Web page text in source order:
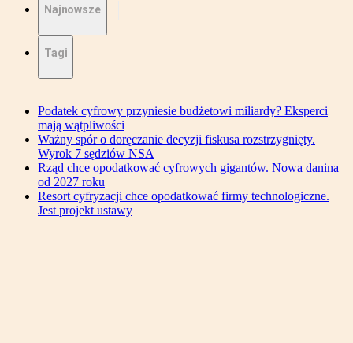
Najnowsze
Tagi
Podatek cyfrowy przyniesie budżetowi miliardy? Eksperci
mają wątpliwości
Ważny spór o doręczanie decyzji fiskusa rozstrzygnięty.
Wyrok 7 sędziów NSA
Rząd chce opodatkować cyfrowych gigantów. Nowa danina
od 2027 roku
Resort cyfryzacji chce opodatkować firmy technologiczne.
Jest projekt ustawy